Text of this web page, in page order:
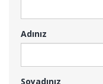
Adınız
Soyadınız